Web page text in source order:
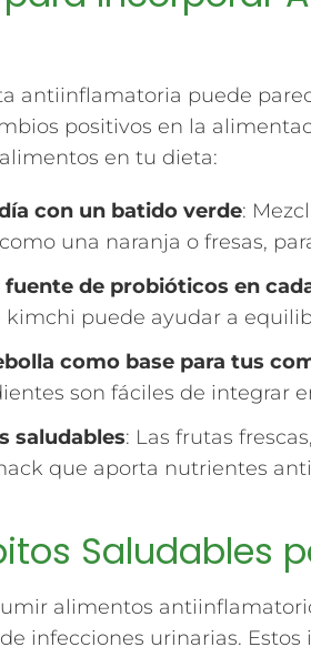
antiinflamatoria puede
positivos en la
en tu dieta:
con un batido verde:
una naranja o fresas,
fuente de probióticos en
kimchi puede ayudar a
como base para tus
son fáciles de integrar
saludables: Las frutas
que aporta nutrientes
Saludables
alimentos
infecciones urinarias. Estos